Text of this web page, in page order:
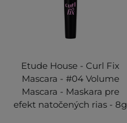
Etude House - Curl Fix
Mascara - #04 Volume
Mascara - Maskara pre
efekt natočených rias - 8g